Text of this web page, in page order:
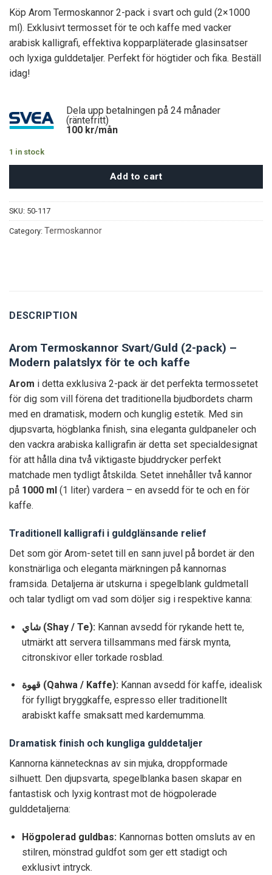
Köp Arom Termoskannor 2-pack i svart och guld (2×1000
ml). Exklusivt termosset för te och kaffe med vacker
arabisk kalligrafi, effektiva kopparpläterade glasinsatser
och lyxiga gulddetaljer. Perfekt för högtider och fika. Beställ
idag!
Dela upp betalningen på 24 månader
(räntefritt)
100 kr/mån
1 in stock
Add to cart
SKU: 50-117
Category: Termoskannor
DESCRIPTION
Arom Termoskannor Svart/Guld (2-pack) –
Modern palatslyx för te och kaffe
Arom i detta exklusiva 2-pack är det perfekta termossetet
för dig som vill förena det traditionella bjudbordets charm
med en dramatisk, modern och kunglig estetik. Med sin
djupsvarta, högblanka finish, sina eleganta guldpaneler och
den vackra arabiska kalligrafin är detta set specialdesignat
för att hålla dina två viktigaste bjuddrycker perfekt
matchade men tydligt åtskilda. Setet innehåller två kannor
på 1000 ml (1 liter) vardera – en avsedd för te och en för
kaffe.
Traditionell kalligrafi i guldglänsande relief
Det som gör Arom-setet till en sann juvel på bordet är den
konstnärliga och eleganta märkningen på kannornas
framsida. Detaljerna är utskurna i spegelblank guldmetall
och talar tydligt om vad som döljer sig i respektive kanna:
شاي (Shay / Te): Kannan avsedd för rykande hett te,
utmärkt att servera tillsammans med färsk mynta,
citronskivor eller torkade rosblad.
قهوة (Qahwa / Kaffe):Kannan avsedd för kaffe, idealisk
för fylligt bryggkaffe, espresso eller traditionellt
arabiskt kaffe smaksatt med kardemumma.
Dramatisk finish och kungliga gulddetaljer
Kannorna kännetecknas av sin mjuka, droppformade
silhuett. Den djupsvarta, spegelblanka basen skapar en
fantastisk och lyxig kontrast mot de högpolerade
gulddetaljerna:
Högpolerad guldbas:Kannornas botten omsluts av en
stilren, mönstrad guldfot som ger ett stadigt och
exklusivt intryck.